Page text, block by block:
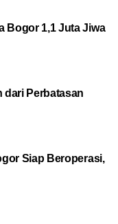
Bogor 1,1 Juta Jiwa
dari Perbatasan
Siap Beroperasi,